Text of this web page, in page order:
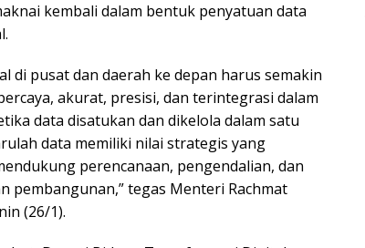
kembali dalam bentuk penyatuan data
di pusat dan daerah ke depan harus semakin
akurat, presisi, dan terintegrasi dalam
data disatukan dan dikelola dalam satu
data memiliki nilai strategis yang
perencanaan, pengendalian, dan
pembangunan,” tegas Menteri Rachmat
(26/1).